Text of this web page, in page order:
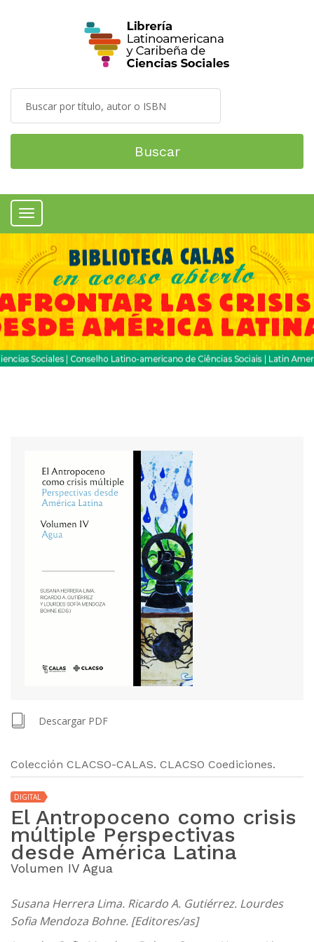
Buscar
Menú
Descargar PDF
Colección CLACSO-CALAS. CLACSO Coediciones.
DIGITAL
El Antropoceno como crisis
múltiple Perspectivas
desde América Latina
Volumen IV Agua
Susana Herrera Lima. Ricardo A. Gutiérrez. Lourdes
Sofia Mendoza Bohne. [Editores/as]